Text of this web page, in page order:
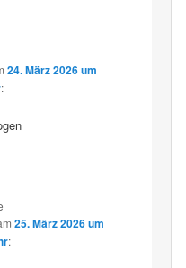
24. März 2026 um
:
25. März 2026 um
: